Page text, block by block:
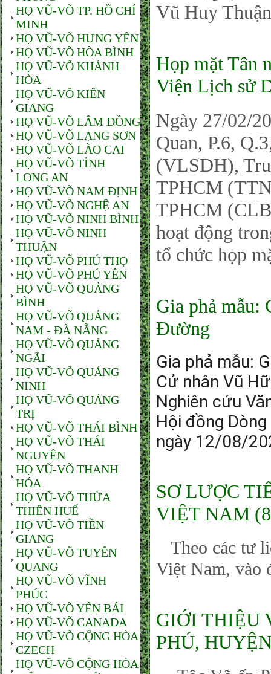
HỌ VŨ-VÕ TP. HỒ CHÍ
MINH
HỌ VŨ-VÕ HƯNG YÊN
HỌ VŨ-VÕ HÒA BÌNH
HỌ VŨ-VÕ KHÁNH
HÒA
HỌ VŨ-VÕ KIÊN
GIANG
HỌ VŨ-VÕ LÂM ĐỒNG
HỌ VŨ-VÕ LẠNG SƠN
HỌ VŨ-VÕ LÀO CAI
HỌ VŨ-VÕ TỈNH
LONG AN
HỌ VŨ-VÕ NAM ĐỊNH
HỌ VŨ-VÕ NGHỆ AN
HỌ VŨ-VÕ NINH BÌNH
HỌ VŨ-VÕ NINH
THUẬN
HỌ VŨ-VÕ PHÚ THỌ
HỌ VŨ-VÕ PHÚ YÊN
HỌ VŨ-VÕ QUẢNG
BÌNH
HỌ VŨ-VÕ QUẢNG
NAM - ĐÀ NẴNG
HỌ VŨ-VÕ QUẢNG
NGÃI
HỌ VŨ-VÕ QUẢNG
NINH
HỌ VŨ-VÕ QUẢNG
TRỊ
HỌ VŨ-VÕ THÁI BÌNH
HỌ VŨ-VÕ THÁI
NGUYÊN
HỌ VŨ-VÕ THANH
HÓA
HỌ VŨ-VÕ THỪA
THIÊN HUẾ
HỌ VŨ-VÕ TIỀN
GIANG
HỌ VŨ-VÕ TUYÊN
QUANG
HỌ VŨ-VÕ VĨNH
PHÚC
HỌ VŨ-VÕ YÊN BÁI
HỌ VŨ-VÕ CANADA
HỌ VŨ-VÕ CỘNG HÒA
CZECH
HỌ VŨ-VÕ CỘNG HÒA
Vũ Huy
Họp mặt Tân
Viện Lịch sử
Ngày 27/02/
Quan, P.6,
(VLSDH),
TPHCM
TPHCM
hoạt động
tổ chức họp
Gia phả mẫu:
Đường
Gia phả mẫu:
Cử nhân Vũ
Nghiên cứu
Hội đồng
ngày 12/08/
SƠ LƯỢC
VIỆT NAM
Theo các tư
Việt Nam, vào
GIỚI THIỆU
PHÚ,